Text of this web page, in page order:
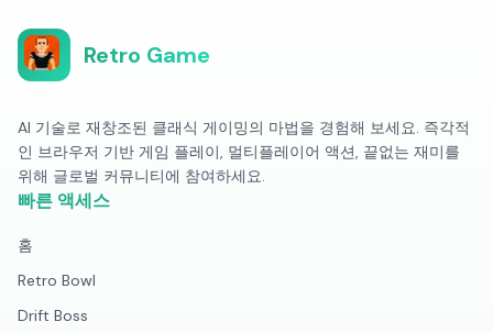
Retro Game
AI 기술로 재창조된 클래식 게이밍의 마법을 경험해 보세요. 즉각적
인 브라우저 기반 게임 플레이, 멀티플레이어 액션, 끝없는 재미를
위해 글로벌 커뮤니티에 참여하세요.
빠른 액세스
홈
Retro Bowl
Drift Boss